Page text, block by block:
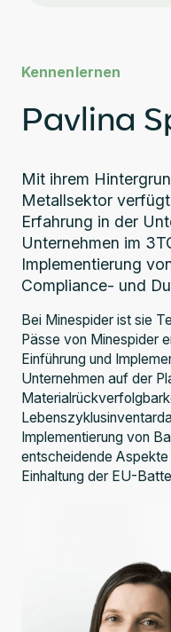
Kennenlernen
Pavlina
Mit ihrem
Metallsektor
Erfahrung in der
Unternehmen im
Implementierung
Compliance- und
Bei Minespider ist sie
Pässe von Minespider
Einführung und
Unternehmen auf der
Implementierung von
entscheidende
Einhaltung der EU-